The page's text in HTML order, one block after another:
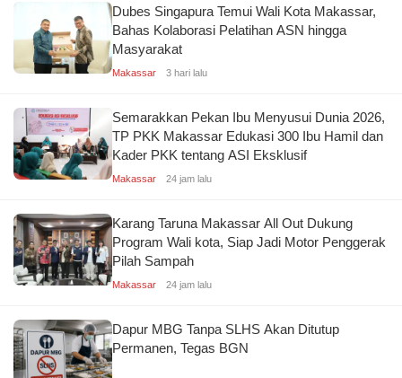
Dubes Singapura Temui Wali Kota Makassar,
Bahas Kolaborasi Pelatihan ASN hingga
Masyarakat
Makassar 3 hari lalu
Semarakkan Pekan Ibu Menyusui Dunia 2026,
TP PKK Makassar Edukasi 300 Ibu Hamil dan
Kader PKK tentang ASI Eksklusif
Makassar 24 jam lalu
Karang Taruna Makassar All Out Dukung
Program Wali kota, Siap Jadi Motor Penggerak
Pilah Sampah
Makassar 24 jam lalu
Dapur MBG Tanpa SLHS Akan Ditutup
Permanen, Tegas BGN